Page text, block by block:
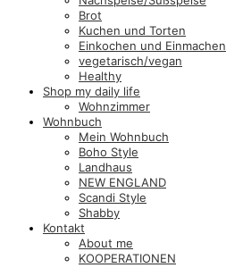
Brot
Kuchen und Torten
Einkochen und Einmachen
vegetarisch/vegan
Healthy
Shop my daily life
Wohnzimmer
Wohnbuch
Mein Wohnbuch
Boho Style
Landhaus
NEW ENGLAND
Scandi Style
Shabby
Kontakt
About me
KOOPERATIONEN